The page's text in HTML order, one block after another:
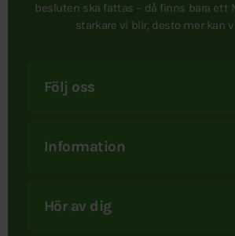
besluten ska fattas – då finns bara ett
starkare vi blir, desto mer kan
Följ oss
Information
Hör av dig